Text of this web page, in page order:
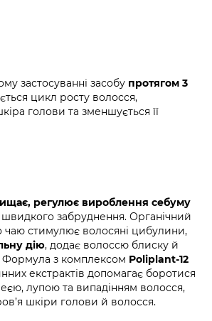
застосуванні засобу протягом 3
цикл росту волосся,
голови та зменшується її
регулює вироблення себуму
забруднення. Органічний
чаю стимулює волосяні цибулини,
дію, додає волоссю блиску й
Формула з комплексом Poliplant-12
екстрактів допомагає боротися
лупою та випадінням волосся,
шкіри голови й волосся.